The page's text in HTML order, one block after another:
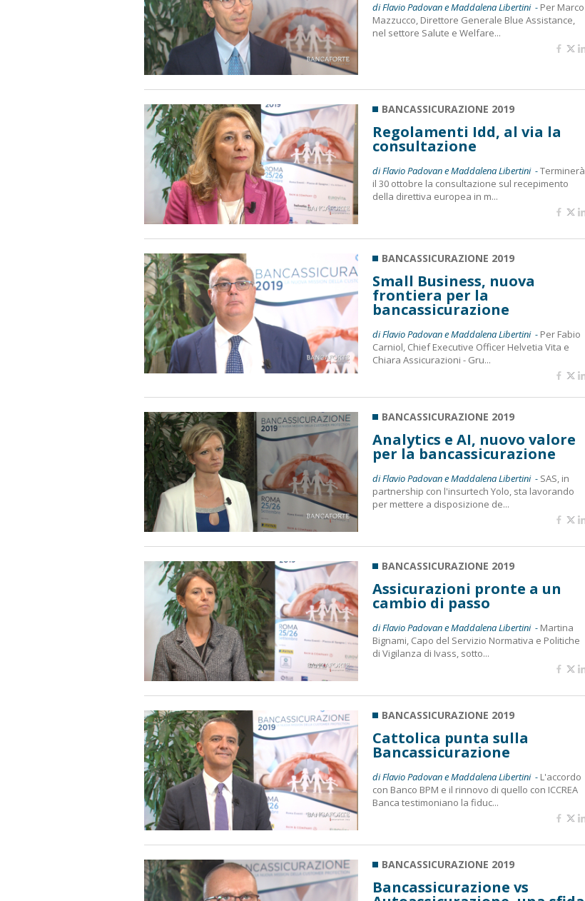
di Flavio Padovan e Maddalena Libertini - Per Marco
Mazzucco, Direttore Generale Blue Assistance,
nel settore Salute e Welfare...
BANCASSICURAZIONE 2019
Regolamenti Idd, al via la
consultazione
di Flavio Padovan e Maddalena Libertini -Terminerà
il 30 ottobre la consultazione sul recepimento
della direttiva europea in m...
BANCASSICURAZIONE 2019
Small Business, nuova
frontiera per la
bancassicurazione
di Flavio Padovan e Maddalena Libertini - Per Fabio
Carniol, Chief Executive Officer Helvetia Vita e
Chiara Assicurazioni - Gru...
BANCASSICURAZIONE 2019
Analytics e AI, nuovo valore
per la bancassicurazione
di Flavio Padovan e Maddalena Libertini - SAS, in
partnership con l'insurtech Yolo, sta lavorando
per mettere a disposizione de...
BANCASSICURAZIONE 2019
Assicurazioni pronte a un
cambio di passo
di Flavio Padovan e Maddalena Libertini - Martina
Bignami, Capo del Servizio Normativa e Politiche
di Vigilanza di Ivass, sotto...
BANCASSICURAZIONE 2019
Cattolica punta sulla
Bancassicurazione
di Flavio Padovan e Maddalena Libertini - L'accordo
con Banco BPM e il rinnovo di quello con ICCREA
Banca testimoniano la fiduc...
BANCASSICURAZIONE 2019
Bancassicurazione vs